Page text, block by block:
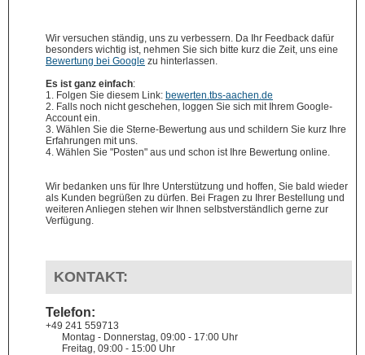
Wir versuchen ständig, uns zu verbessern. Da Ihr Feedback dafür
besonders wichtig ist, nehmen Sie sich bitte kurz die Zeit, uns eine
Bewertung bei Google zu hinterlassen.
Es ist ganz einfach:
1. Folgen Sie diesem Link: bewerten.tbs-aachen.de
2. Falls noch nicht geschehen, loggen Sie sich mit Ihrem Google-
Account ein.
3. Wählen Sie die Sterne-Bewertung aus und schildern Sie kurz Ihre
Erfahrungen mit uns.
4. Wählen Sie "Posten" aus und schon ist Ihre Bewertung online.
Wir bedanken uns für Ihre Unterstützung und hoffen, Sie bald wieder
als Kunden begrüßen zu dürfen. Bei Fragen zu Ihrer Bestellung und
weiteren Anliegen stehen wir Ihnen selbstverständlich gerne zur
Verfügung.
KONTAKT:
Telefon:
+49 241 559713
Montag - Donnerstag, 09:00 - 17:00 Uhr
Freitag, 09:00 - 15:00 Uhr